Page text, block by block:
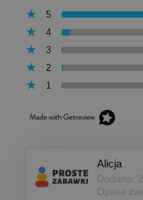
5
4
3
2
1
Alicja
Dodano:
Opinia